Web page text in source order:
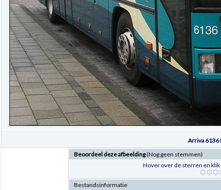
Arriva 6136
Beoordeel deze afbeelding(Nog geen stemmen)
Hover over de sterren en
Bestandsinformatie